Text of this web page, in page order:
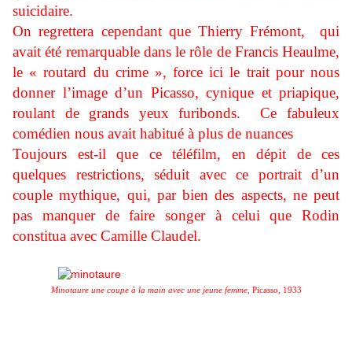
suicidaire.
On regrettera cependant que Thierry Frémont, qui
avait été remarquable dans le rôle de Francis Heaulme,
le « routard du crime », force ici le trait pour nous
donner l’image d’un Picasso, cynique et priapique,
roulant de grands yeux furibonds. Ce fabuleux
comédien nous avait habitué à plus de nuances
Toujours est-il que ce téléfilm, en dépit de ces
quelques restrictions, séduit avec ce portrait d’un
couple mythique, qui, par bien des aspects, ne peut
pas manquer de faire songer à celui que Rodin
constitua avec Camille Claudel.
Minotaure une coupe à la main avec une jeune femme, Picasso, 1933